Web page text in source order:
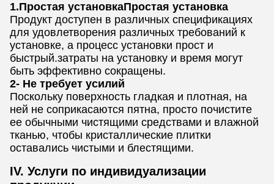
1.Простая установкаПростая установка
Продукт доступен в различных спецификациях
для удовлетворения различных требований к
установке, а процесс установки прост и
быстрый.затраты на установку и время могут
быть эффективно сокращены.
2- Не требует усилий
Поскольку поверхность гладкая и плотная, на
ней не соприкасаются пятна, просто почистите
ее обычными чистящими средствами и влажной
тканью, чтобы кристаллические плитки
оставались чистыми и блестящими.
IV. Услуги по индивидуализации